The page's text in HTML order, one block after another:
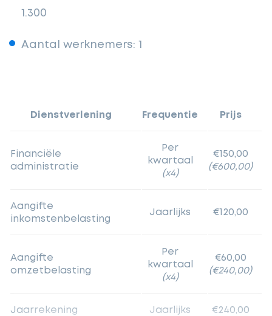
1.300
Aantal werknemers: 1
Dienstverlening Frequentie Prijs
Financiële
administratie
Per
kwartaal
(x4)
€150,00
(€600,00)
Aangifte
inkomstenbelasting
Jaarlijks €120,00
Aangifte
omzetbelasting
Per
kwartaal
(x4)
€60,00
(€240,00)
Jaarrekening Jaarlijks €240,00